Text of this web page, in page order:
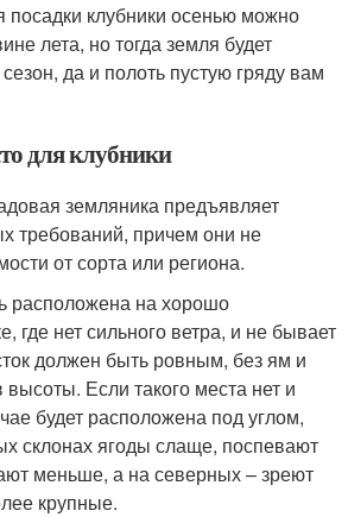
посадки клубники осенью можно
лета, но тогда земля будет
да и полоть пустую гряду вам
для клубники
земляника предъявляет
требований, причем они не
от сорта или региона.
расположена на хорошо
где нет сильного ветра, и не бывает
должен быть ровным, без ям и
Если такого места нет и
будет расположена под углом,
склонах ягоды слаще, поспевают
меньше, а на северных – зреют
крупные.